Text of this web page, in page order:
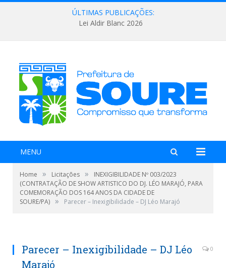
ÚLTIMAS PUBLICAÇÕES:
Lei Aldir Blanc 2026
MENU
Home » Licitações »
INEXIGIBILIDADE Nº 003/2023
(CONTRATAÇÃO DE SHOW ARTISTICO DO DJ. LÉO MARAJÓ, PARA
COMEMORAÇÃO DOS 164 ANOS DA CIDADE DE
SOURE/PA) » Parecer – Inexigibilidade – DJ Léo Marajó
Parecer – Inexigibilidade – DJ Léo
Marajó
0